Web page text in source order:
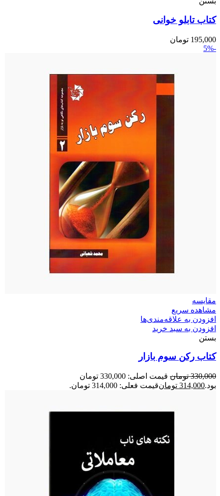
کتاب تابلو خوانی
195,000 تومان
-5%
مقایسه
مشاهده سریع
افزودن به علاقه‌مندی‌ها
افزودن به سبد خرید
بستن
کتاب رکن سوم بازار
330,000 تومان
قیمت اصلی: 330,000 تومان
بود.314,000 تومانقیمت فعلی: 314,000 تومان.